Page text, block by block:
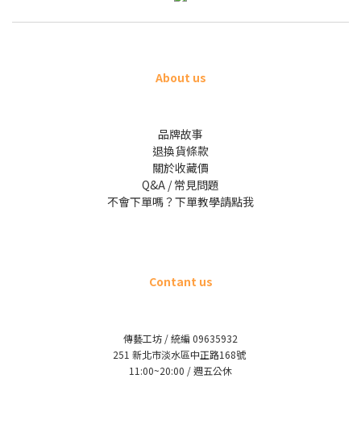
About us
品牌故事
退換貨條款
關於收藏價
Q&A / 常見問題
不會下單嗎？下單教學請點我
Contant us
傳藝工坊 / 統編 09635932
251 新北市淡水區中正路168號
11:00~20:00 / 週五公休